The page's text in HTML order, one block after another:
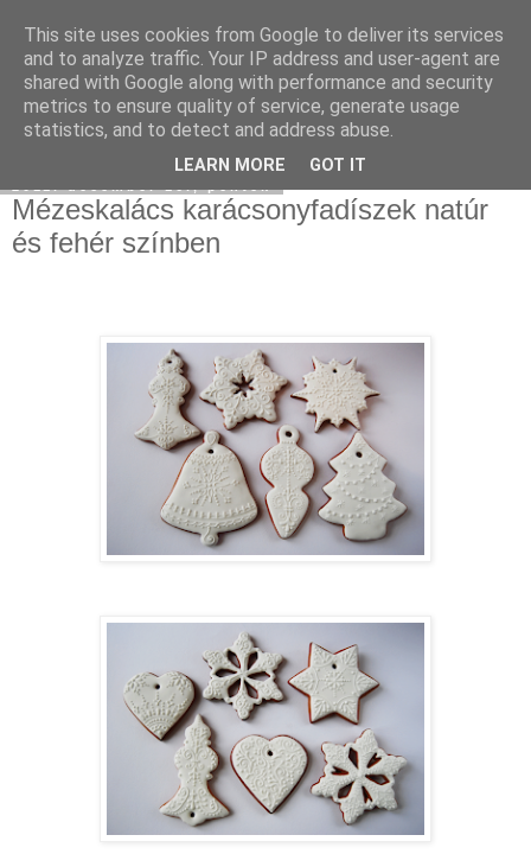
Moha Konyha
Mézeskalács karácsonyfadíszek natúr
és fehér színben
This site uses cookies from Google to deliver its services
and to analyze traffic. Your IP address and user-agent are
shared with Google along with performance and security
metrics to ensure quality of service, generate usage
statistics, and to detect and address abuse.
LEARN MORE GOT IT